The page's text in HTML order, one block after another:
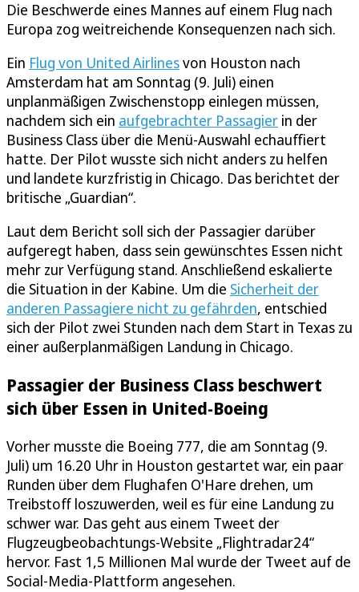
Die Beschwerde eines Mannes auf einem Flug nach
Europa zog weitreichende Konsequenzen nach sich.
Ein Flug von United Airlinesvon Houston nach
Amsterdam hat am Sonntag (9. Juli) einen
unplanmäßigen Zwischenstopp einlegen müssen,
nachdem sich ein aufgebrachter Passagier in der
Business Class über die Menü-Auswahl echauffiert
hatte. Der Pilot wusste sich nicht anders zu helfen
und landete kurzfristig in Chicago. Das berichtet der
britische „Guardian“.
Laut dem Bericht soll sich der Passagier darüber
aufgeregt haben, dass sein gewünschtes Essen nicht
mehr zur Verfügung stand. Anschließend eskalierte
die Situation in der Kabine. Um die Sicherheit der
anderen Passagiere nicht zu gefährden, entschied
sich der Pilot zwei Stunden nach dem Start in Texas zu
einer außerplanmäßigen Landung in Chicago.
Passagier der Business Class beschwert
sich über Essen in United-Boeing
Vorher musste die Boeing 777, die am Sonntag (9.
Juli) um 16.20 Uhr in Houston gestartet war, ein paar
Runden über dem Flughafen O'Hare drehen, um
Treibstoff loszuwerden, weil es für eine Landung zu
schwer war. Das geht aus einem Tweet der
Flugzeugbeobachtungs-Website „Flightradar24“
hervor. Fast 1,5 Millionen Mal wurde der Tweet auf de
Social-Media-Plattform angesehen.